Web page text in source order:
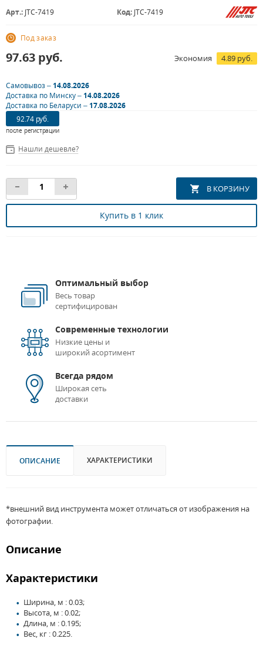
Арт.: JTC-7419 Код: JTC-7419
Под заказ
97.63 руб. Экономия 4.89 руб.
Самовывоз –14.08.2026
Доставка по Минску –14.08.2026
Доставка по Беларуси –17.08.2026
92.74 руб.
после регистрации
Нашли дешевле?
Купить в 1 клик
Оптимальный выбор
Весь товар
сертифицирован
Современные технологии
Низкие цены и
широкий асортимент
Всегда рядом
Широкая сеть
доставки
ОПИСАНИЕ ХАРАКТЕРИСТИКИ
*внешний вид инструмента может отличаться от изображения на
фотографии.
Описание
Характеристики
Ширина, м : 0.03;
Высота, м : 0.02;
Длина, м : 0.195;
Вес, кг : 0.225.